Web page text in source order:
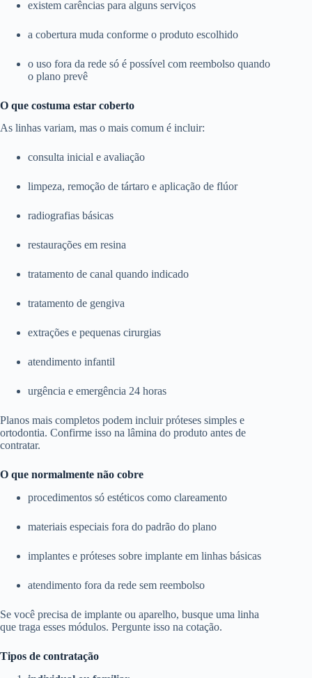
existem carências para alguns serviços
a cobertura muda conforme o produto escolhido
o uso fora da rede só é possível com reembolso quando
o plano prevê
O que costuma estar coberto
As linhas variam, mas o mais comum é incluir:
consulta inicial e avaliação
limpeza, remoção de tártaro e aplicação de flúor
radiografias básicas
restaurações em resina
tratamento de canal quando indicado
tratamento de gengiva
extrações e pequenas cirurgias
atendimento infantil
urgência e emergência 24 horas
Planos mais completos podem incluir próteses simples e
ortodontia. Confirme isso na lâmina do produto antes de
contratar.
O que normalmente não cobre
procedimentos só estéticos como clareamento
materiais especiais fora do padrão do plano
implantes e próteses sobre implante em linhas básicas
atendimento fora da rede sem reembolso
Se você precisa de implante ou aparelho, busque uma linha
que traga esses módulos. Pergunte isso na cotação.
Tipos de contratação